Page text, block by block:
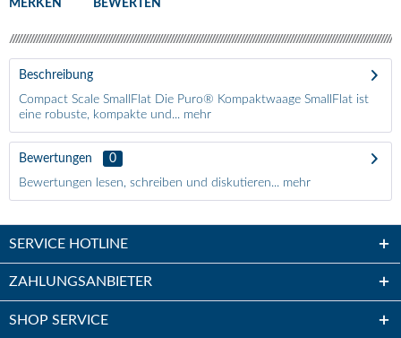
MERKEN BEWERTEN
Beschreibung
Compact Scale SmallFlat Die Puro® Kompaktwaage SmallFlat ist
eine robuste, kompakte und... mehr
Bewertungen
0
Bewertungen lesen, schreiben und diskutieren... mehr
SERVICE HOTLINE
ZAHLUNGSANBIETER
SHOP SERVICE